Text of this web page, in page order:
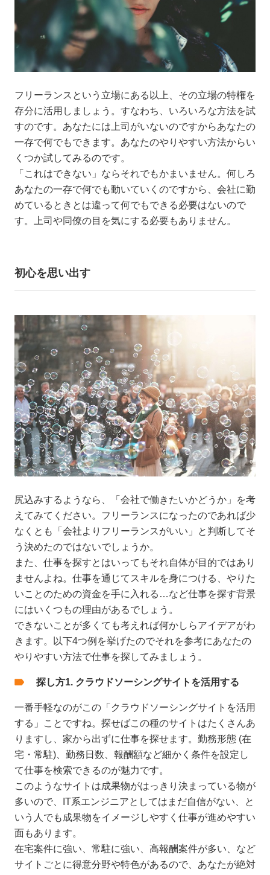
フリーランスという立場にある以上、その立場の特権を
存分に活用しましょう。すなわち、いろいろな方法を試
すのです。あなたには上司がいないのですからあなたの
一存で何でもできます。あなたのやりやすい方法からい
くつか試してみるのです。
「これはできない」ならそれでもかまいません。何しろ
あなたの一存で何でも動いていくのですから、会社に勤
めているときとは違って何でもできる必要はないので
す。上司や同僚の目を気にする必要もありません。
初心を思い出す
尻込みするようなら、「会社で働きたいかどうか」を考
えてみてください。フリーランスになったのであれば少
なくとも「会社よりフリーランスがいい」と判断してそ
う決めたのではないでしょうか。
また、仕事を探すとはいってもそれ自体が目的ではあり
ませんよね。仕事を通じてスキルを身につける、やりた
いことのための資金を手に入れる…など仕事を探す背景
にはいくつもの理由があるでしょう。
できないことが多くても考えれば何かしらアイデアがわ
きます。以下4つ例を挙げたのでそれを参考にあなたの
やりやすい方法で仕事を探してみましょう。
探し方1. クラウドソーシングサイトを活用する
一番手軽なのがこの「クラウドソーシングサイトを活用
する」ことですね。探せばこの種のサイトはたくさんあ
りますし、家から出ずに仕事を探せます。勤務形態 (在
宅・常駐)、勤務日数、報酬額など細かく条件を設定し
て仕事を検索できるのが魅力です。
このようなサイトは成果物がはっきり決まっている物が
多いので、IT系エンジニアとしてはまだ自信がない、と
いう人でも成果物をイメージしやすく仕事が進めやすい
面もあります。
在宅案件に強い、常駐に強い、高報酬案件が多い、など
サイトごとに得意分野や特色があるので、あなたが絶対